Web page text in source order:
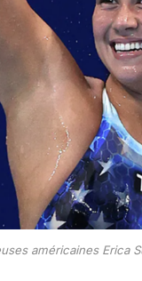
américaines Erica